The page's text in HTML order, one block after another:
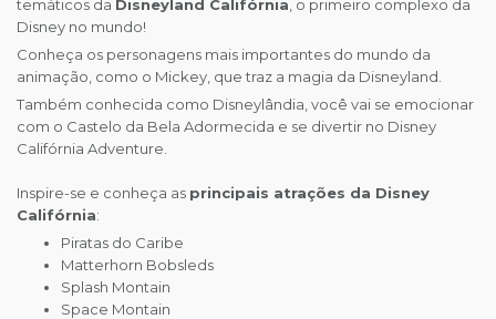
temáticos da Disneyland Califórnia , o primeiro complexo da
Disney no mundo!
Conheça os personagens mais importantes do mundo da
animação, como o Mickey, que traz a magia da Disneyland.
Também conhecida como Disneylândia, você vai se emocionar
com o Castelo da Bela Adormecida e se divertir no Disney
Califórnia Adventure.
Inspire-se e conheça as principais atrações da Disney
Califórnia:
Piratas do Caribe
Matterhorn Bobsleds
Splash Montain
Space Montain